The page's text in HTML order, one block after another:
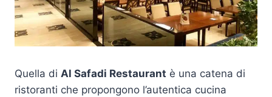
Quella di Al Safadi Restaurant è una catena di
ristoranti che propongono l’autentica cucina